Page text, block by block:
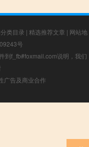
类目录 | 精选推荐文章 | 网站地
号
到f_fb#foxmail.com说明，我们
广告及商业合作